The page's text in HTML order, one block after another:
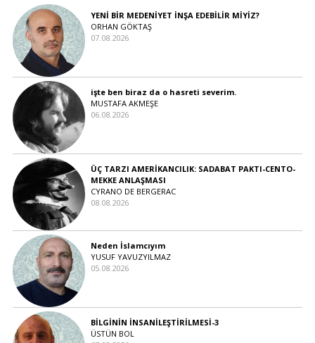
YENİ BİR MEDENİYET İNŞA EDEBİLİR MİYİZ?
ORHAN GÖKTAŞ
07.08.2026
işte ben biraz da o hasreti severim.
MUSTAFA AKMEŞE
06.08.2026
ÜÇ TARZI AMERİKANCILIK: SADABAT PAKTI-CENTO-
MEKKE ANLAŞMASI
CYRANO DE BERGERAC
08.08.2026
Neden İslamcıyım
YUSUF YAVUZYILMAZ
05.08.2026
BİLGİNİN İNSANİLEŞTİRİLMESİ-3
ÜSTÜN BOL